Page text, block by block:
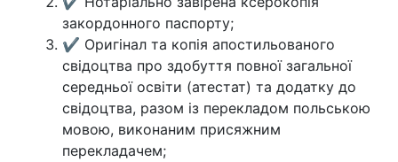
закордонного паспорту;
✔ Оригінал та копія апостильованого
свідоцтва про здобуття повної загальної
середньої освіти (атестат) та додатку до
свідоцтва, разом із перекладом польською
мовою, виконаним присяжним
перекладачем;